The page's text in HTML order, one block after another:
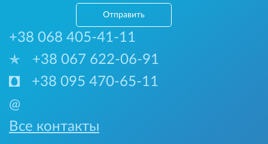
Отправить
+38 068 405-41-11
+38 067 622-06-91
+38 095 470-65-11
@
Все контакты